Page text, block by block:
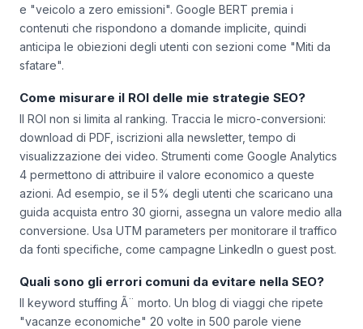
correlati come "olio extravergine d'oliva", "antiossidanti" e
"piramide alimentare". Usa sinonimi naturali: "auto elettrica"
e "veicolo a zero emissioni". Google BERT premia i
contenuti che rispondono a domande implicite, quindi
sfatare".
Come misurare il ROI delle mie strategie SEO?
Il ROI non si limita al ranking. Traccia le micro-conversioni:
download di PDF, iscrizioni alla newsletter, tempo di
visualizzazione dei video. Strumenti come Google Analytics
4 permettono di attribuire il valore economico a queste
azioni. Ad esempio, se il 5% degli utenti che scaricano una
guida acquista entro 30 giorni, assegna un valore medio alla
da fonti specifiche, come campagne LinkedIn o guest post.
Quali sono gli errori comuni da evitare nella SEO?